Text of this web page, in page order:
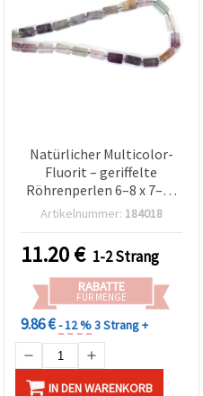
Natürlicher Multicolor-
Fluorit – geriffelte
Röhrenperlen 6–8 x 7–12
mm, polierte
Strang ca. 27–32 Stück,
gemischt, für DIY-
Schmuckherstellung
Artikelnummer: 184018
11.20€ 1-2 Strang
RABATTE
FÜR MENGE
9.86 €- 12 %3 Strang +
IN DEN WARENKORB